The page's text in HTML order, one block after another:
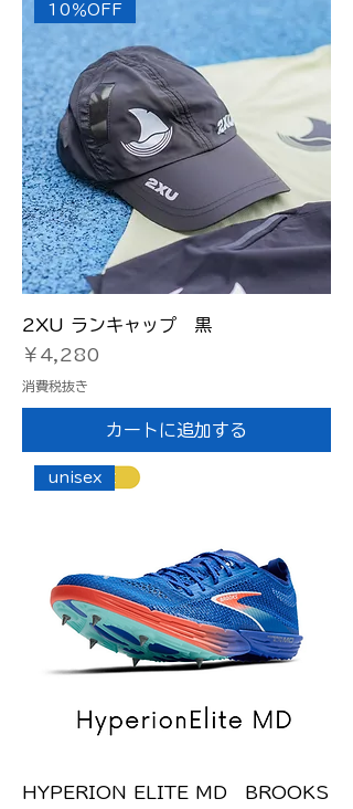
10％OFF
2XU ランキャップ 黒
価格
￥4,280
消費税抜き
カートに追加する
unisex
HYPERION ELITE MD BROOKS